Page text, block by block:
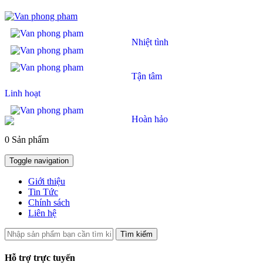
Nhiệt tình
Tận tâm
Linh hoạt
Hoàn hảo
0 Sản phẩm
Toggle navigation
Giới thiệu
Tin Tức
Chính sách
Liên hệ
Tìm kiếm
Hỗ trợ trực tuyến